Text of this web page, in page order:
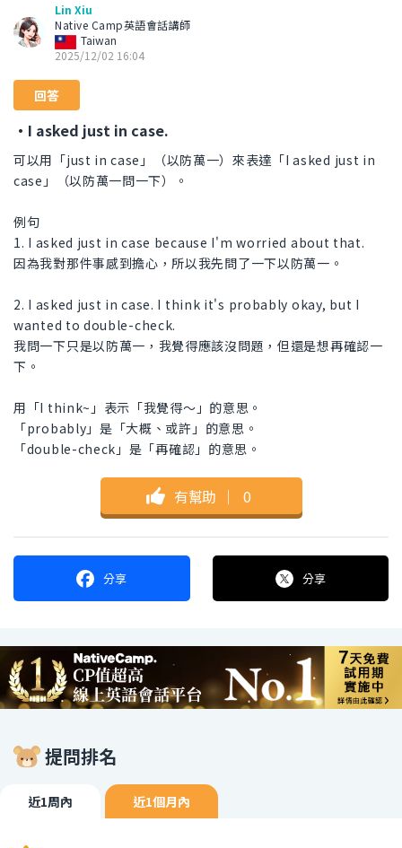
Lin Xiu
Native Camp英語會話講師
Taiwan
2025/12/02 16:04
回答
・I asked just in case.
可以用「just in case」（以防萬一）來表達「I asked just in
case」（以防萬一問一下）。
例句
1. I asked just in case because I'm worried about that.
因為我對那件事感到擔心，所以我先問了一下以防萬一。
2. I asked just in case. I think it's probably okay, but I
wanted to double-check.
我問一下只是以防萬一，我覺得應該沒問題，但還是想再確認一
下。
用「I think~」表示「我覺得～」的意思。
「probably」是「大概、或許」的意思。
「double-check」是「再確認」的意思。
有幫助 ｜ 0
分享 分享
提問排名
近1周內 近1個月內